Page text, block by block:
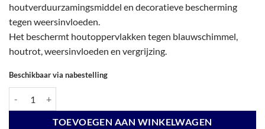
houtverduurzamingsmiddel en decoratieve bescherming
tegen weersinvloeden.
Het beschermt houtoppervlakken tegen blauwschimmel,
houtrot, weersinvloeden en vergrijzing.
Beschikbaar via nabestelling
TOEVOEGEN AAN WINKELWAGEN